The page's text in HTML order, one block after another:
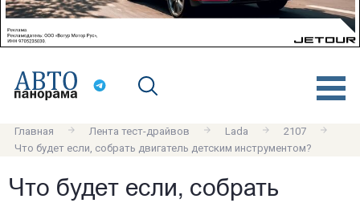
Главная Лента тест-драйвов Lada
2107
Что будет если, собрать двигатель детским инструментом?
Что будет если, собрать